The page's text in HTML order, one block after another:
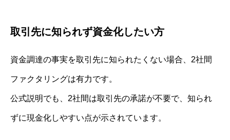
取引先に知られず資金化したい方
資金調達の事実を取引先に知られたくない場合、2社間
ファクタリングは有力です。
公式説明でも、2社間は取引先の承諾が不要で、知られ
ずに現金化しやすい点が示されています。